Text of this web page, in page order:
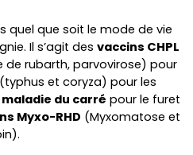
quel que soit le mode de vie
Il s’agit des vaccins CHPL
rubarth, parvovirose) pour
(typhus et coryza) pour les
du carré pour le furet
Myxo-RHD (Myxomatose et